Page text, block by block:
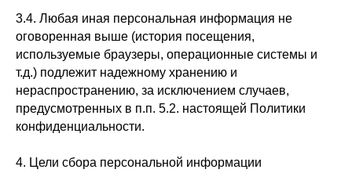
3.4. Любая иная персональная информация не
оговоренная выше (история посещения,
используемые браузеры, операционные системы и
т.д.) подлежит надежному хранению и
нераспространению, за исключением случаев,
предусмотренных в п.п. 5.2. настоящей Политики
конфиденциальности.
4. Цели сбора персональной информации